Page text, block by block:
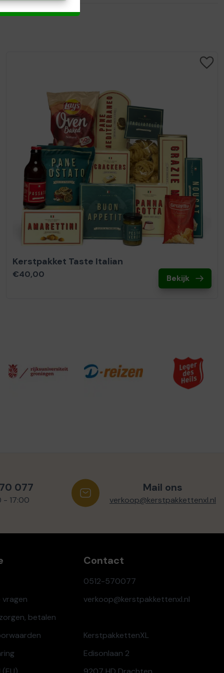
Kerstpakket Taste Italian
€40,00 Bekijk
077
- 17:00
Mail ons
verkoop@kerstpakkettenxl.nl
vragen
betalen
Contact
0512-570077
verkoop@kerstpakkettenxl.nl
KerstpakkettenXL
Edisonlaan 2